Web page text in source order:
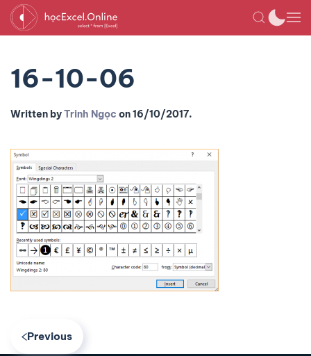
16-10-06
Written byTrinh Ngọc on16/10/2017.
Previous